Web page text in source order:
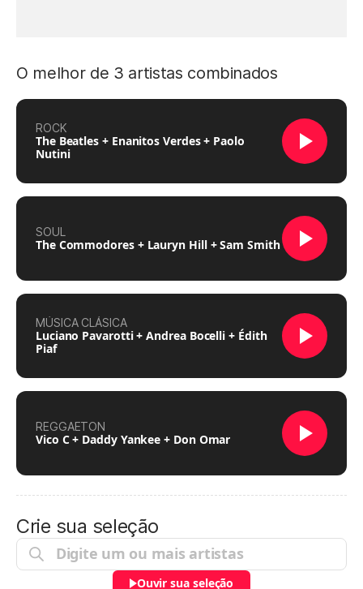
O melhor de 3 artistas combinados
ROCK
The Beatles + Enanitos Verdes + Paolo
Nutini
SOUL
The Commodores + Lauryn Hill + Sam Smith
MÚSICA CLÁSICA
Luciano Pavarotti + Andrea Bocelli + Édith
Piaf
REGGAETON
Vico C + Daddy Yankee + Don Omar
Crie sua seleção
Ouvir sua seleção